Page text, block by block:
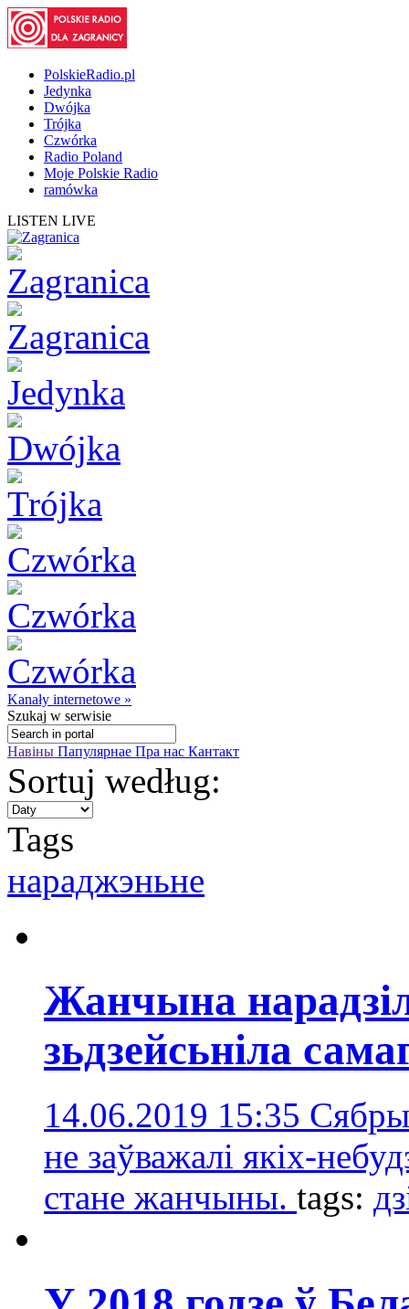
PolskieRadio.pl
Jedynka
Dwójka
Trójka
Czwórka
Radio Poland
Moje Polskie Radio
ramówka
LISTEN LIVE
Kanały internetowe »
Szukaj w serwisie
Навіны Папулярнае Пра нас Кантакт
Sortuj według:
Tags
нараджэньне
Жанчына
зьдзейсьніла
14.06.2019 15:35 Сябры
не заўважалі якіх-
стане жанчыны. tags: